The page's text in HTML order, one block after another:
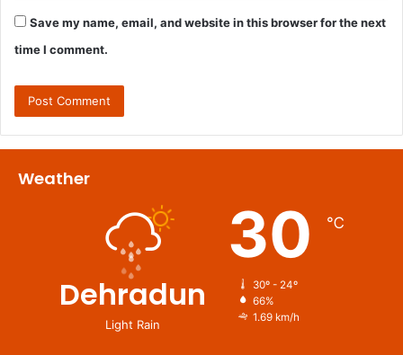
Save my name, email, and website in this browser for the next
time I comment.
Weather
Dehradun
Light Rain
30 ℃
30º - 24º
66%
1.69 km/h